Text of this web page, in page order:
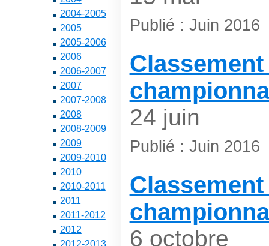
2004-2005
2005
2005-2006
2006
2006-2007
2007
2007-2008
2008
2008-2009
2009
2009-2010
2010
2010-2011
2011
2011-2012
2012
2012-2013
Publié : Juin 2016
24 juin
Publié : Juin 2016
6 octobre